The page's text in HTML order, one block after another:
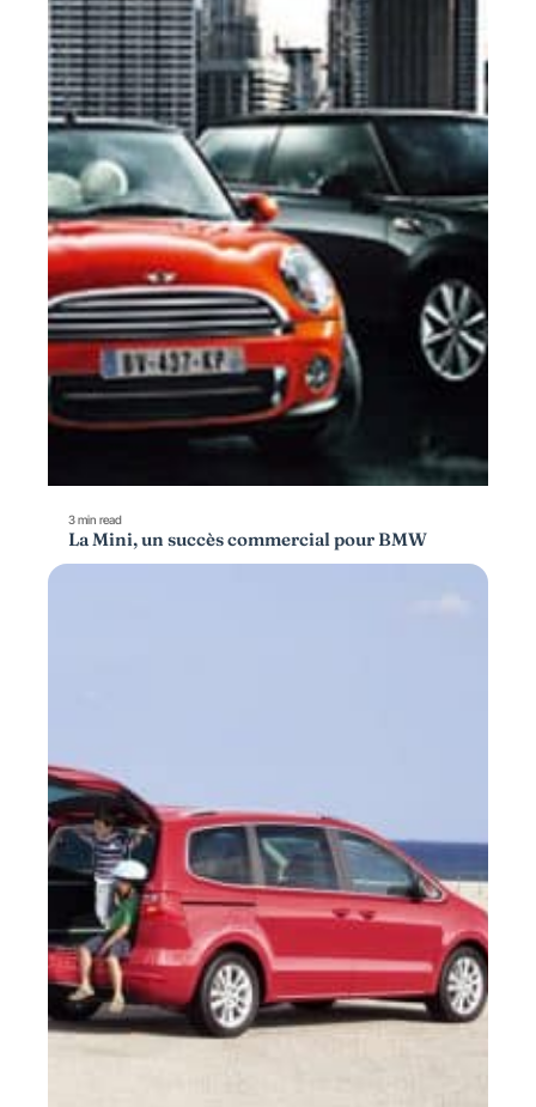
3 min read
La Mini, un succès commercial pour BMW